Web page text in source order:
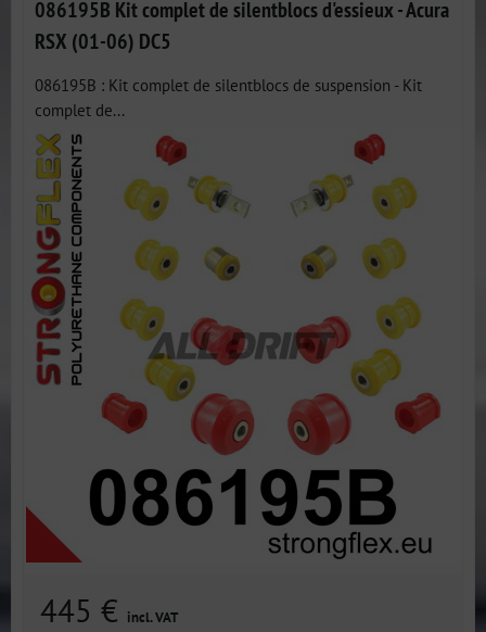
086195B Kit complet de silentblocs d'essieux - Acura
RSX (01-06) DC5
086195B : Kit complet de silentblocs de suspension - Kit
complet de...
445 € incl. VAT